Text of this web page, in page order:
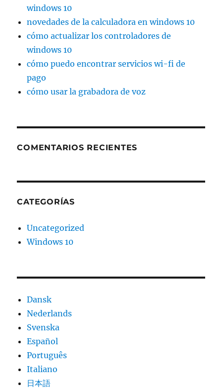
windows 10
novedades de la calculadora en windows 10
cómo actualizar los controladores de
windows 10
cómo puedo encontrar servicios wi-fi de
pago
cómo usar la grabadora de voz
COMENTARIOS RECIENTES
CATEGORÍAS
Uncategorized
Windows 10
Dansk
Nederlands
Svenska
Español
Português
Italiano
日本語